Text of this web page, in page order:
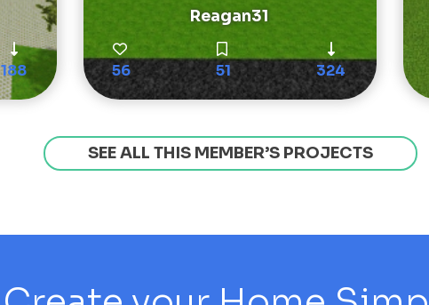
188
Reagan31
56 51 324
SEE ALL THIS MEMBER’S PROJECTS